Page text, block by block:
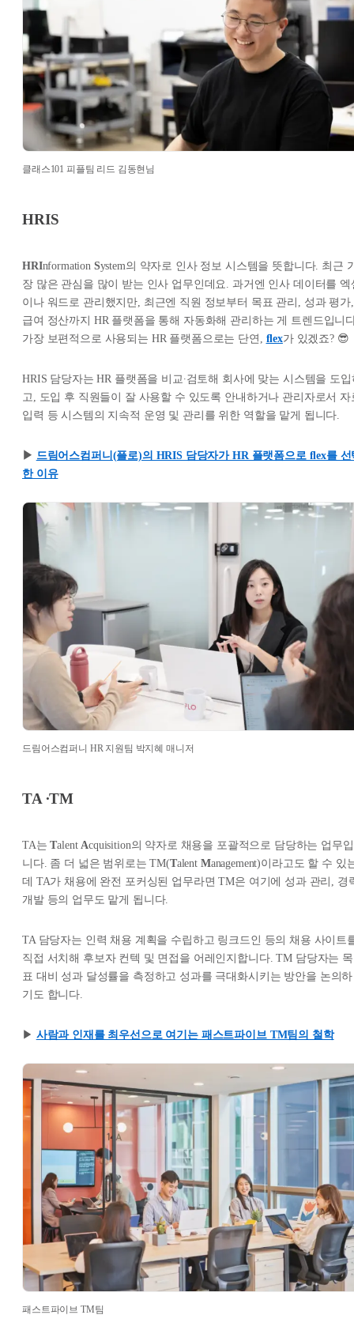
클래스101 피플팀 리드 김동현님
HRIS
HRInformation System의 약자로 인사 정보 시스템을 뜻합니다. 최근
장 많은 관심을 많이 받는 인사 업무인데요. 과거엔 인사 데이터를 엑
이나 워드로 관리했지만, 최근엔 직원 정보부터 목표 관리, 성과 평가,
급여 정산까지 HR 플랫폼을 통해 자동화해 관리하는 게 트렌드입니
가장 보편적으로 사용되는 HR 플랫폼으로는 단연, flex가 있겠죠? 😎
HRIS 담당자는 HR 플랫폼을 비교∙검토해 회사에 맞는 시스템을 도입
고, 도입 후 직원들이 잘 사용할 수 있도록 안내하거나 관리자로서 자
입력 등 시스템의 지속적 운영 및 관리를 위한 역할을 맡게 됩니다.
▶︎ 드림어스컴퍼니(플로)의 HRIS 담당자가 HR 플랫폼으로 flex를 선
한 이유
드림어스컴퍼니 HR 지원팀 박지혜 매니저
TA ∙TM
TA는TalentAcquisition의 약자로 채용을 포괄적으로 담당하는 업무입
니다. 좀 더 넓은 범위로는 TM(Talent Management)이라고도 할 수 있
데 TA가 채용에 완전 포커싱된 업무라면 TM은 여기에 성과 관리, 경
개발 등의 업무도 맡게 됩니다.
TA 담당자는 인력 채용 계획을 수립하고 링크드인 등의 채용 사이트
직접 서치해 후보자 컨텍 및 면접을 어레인지합니다. TM 담당자는 목
표 대비 성과 달성률을 측정하고 성과를 극대화시키는 방안을 논의하
기도 합니다.
▶︎ 사람과 인재를 최우선으로 여기는 패스트파이브 TM팀의 철학
패스트파이브 TM팀